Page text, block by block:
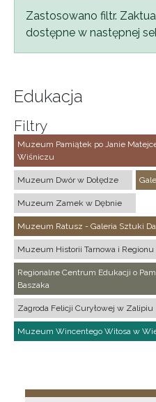
Komunikat
Zastosowano filtr.
dostępne w następnej
Edukacja
Filtry
Muzeum Pamiątek po Janie
Wiśniczu
Muzeum Dwór w Dołędze
Muzeum Zamek w Dębnie
Muzeum Ratusz - Galeria Sztuki
Muzeum Historii Tarnowa i Regionu
Regionalne Centrum Edukacji o
Baszaka
Zagroda Felicji Curyłowej w Zalipiu
Muzeum Wincentego Witosa w